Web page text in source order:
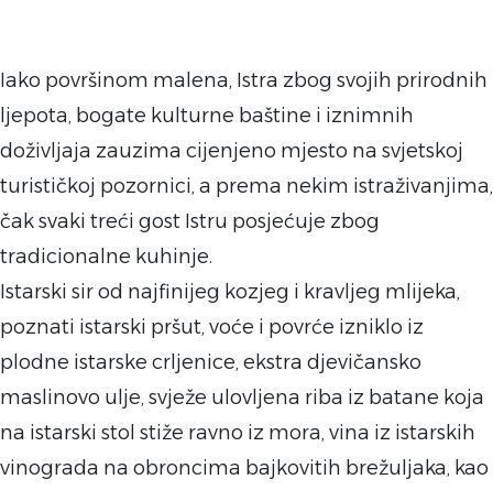
Iako površinom malena, Istra zbog svojih prirodnih
ljepota, bogate kulturne baštine i iznimnih
doživljaja zauzima cijenjeno mjesto na svjetskoj
turističkoj pozornici, a prema nekim istraživanjima,
čak svaki treći gost Istru posjećuje zbog
tradicionalne kuhinje.
Istarski sir od najfinijeg kozjeg i kravljeg mlijeka,
poznati istarski pršut, voće i povrće izniklo iz
plodne istarske crljenice, ekstra djevičansko
maslinovo ulje, svježe ulovljena riba iz batane koja
na istarski stol stiže ravno iz mora, vina iz istarskih
vinograda na obroncima bajkovitih brežuljaka, kao